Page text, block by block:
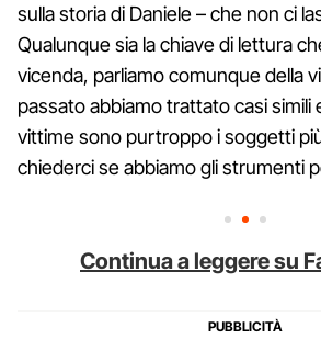
sulla storia di Daniele – che non ci
Qualunque sia la chiave di lettura
vicenda, parliamo comunque della
passato abbiamo trattato casi simili
vittime sono purtroppo i soggetti
chiederci se abbiamo gli strumenti
Continua a leggere su